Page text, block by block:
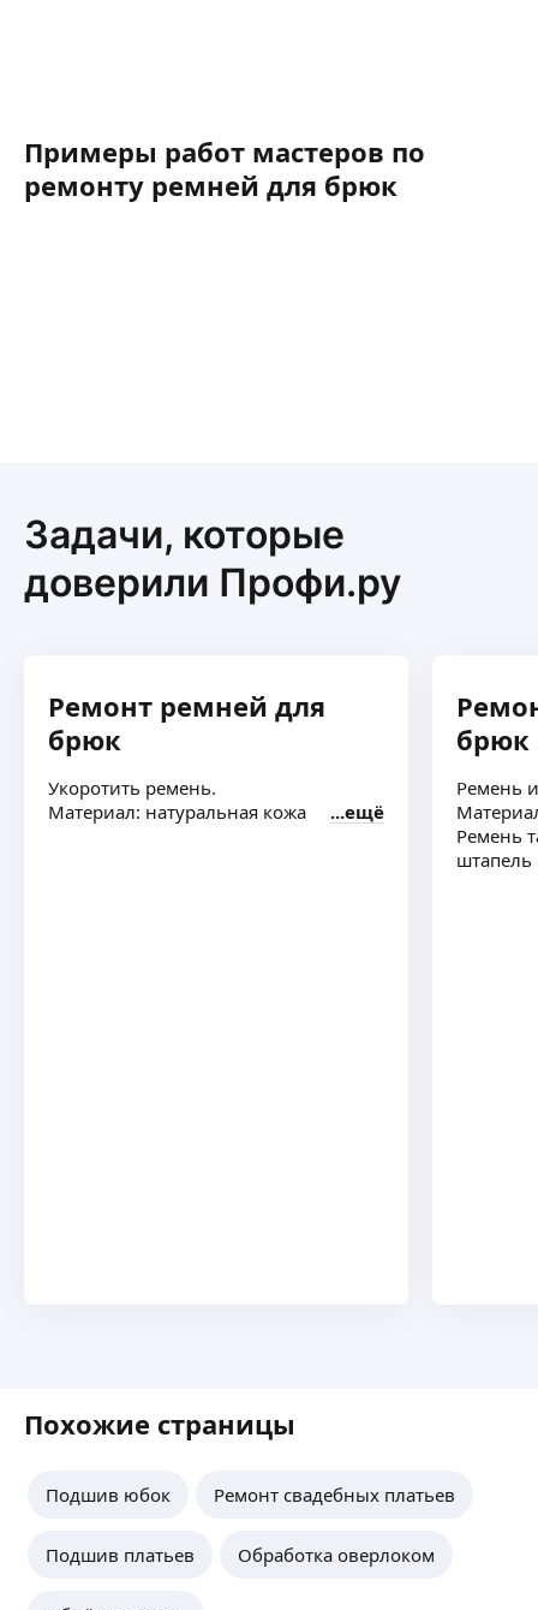
Примеры работ мастеров по
ремонту ремней для брюк
Задачи, которые
доверили Профи.ру
Ремонт ремней для
брюк
Укоротить ремень.
Материал: натуральная кожа
ещё
брюк
Ремень
Ремень
штапель
Похожие страницы
Подшив юбок Ремонт свадебных платьев
Подшив платьев Обработка оверлоком